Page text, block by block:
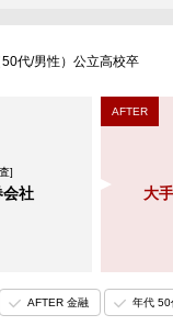
50代/男性）公立高校卒
]
会社
AFTER
大
AFTER 金融 年代 50